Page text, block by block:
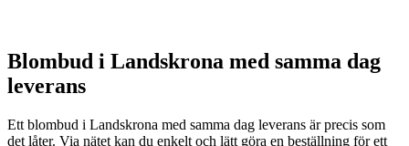
Blombud i Landskrona med samma dag
leverans
Ett blombud i Landskrona med samma dag leverans är precis som
det låter. Via nätet kan du enkelt och lätt göra en beställning för ett